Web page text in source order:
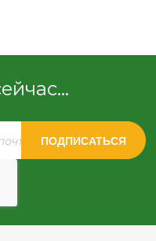
ПОДПИСАТЬСЯ